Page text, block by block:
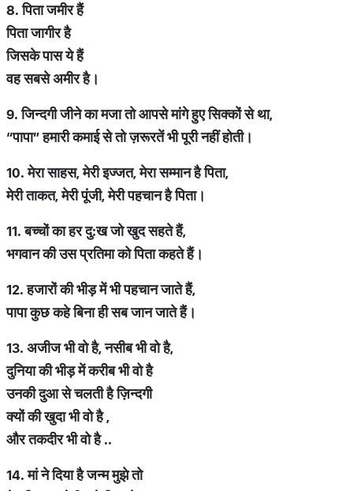
8.पिताजमीरहैं
पिताजागीरहै
जिसकेपासयेहैं
वहसबसेअमीरहै।
9.जिन्दगीजीनेकामजातोआपसेमांगेहुएसिक्कोंसेथा,
“पापा”हमारीकमाईसेतोज़रूरतेंभीपूरीनहींहोती।
10.मेरासाहस,मेरीइज्जत,मेरासम्मानहैपिता,
मेरीताकत,मेरीपूंजी,मेरीपहचानहैपिता।
11.बच्चोंकाहरदु:खजोखुदसहतेहैं,
भगवानकीउसप्रतिमाकोपिताकहतेहैं।
12.हजारोंकीभीड़मेंभीपहचानजातेहैं,
पापाकुछकहेबिनाहीसबजानजातेहैं।
13. अजीजभीवोहै,नसीबभीवोहै,
दुनियाकीभीड़मेंकरीबभीवोहै
उनकीदुआसेचलतीहैज़िन्दगी
क्योंकीखुदाभीवोहै,
औरतकदीरभीवोहै..
14.मांनेदियाहैजन्ममुझेतो